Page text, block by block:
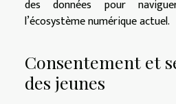
des données pour
l’écosystème numérique actuel.
Consentement et
des jeunes